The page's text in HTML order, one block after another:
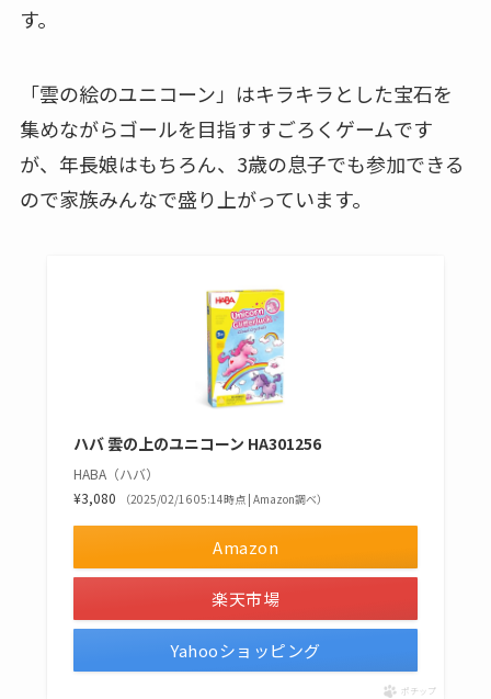
す。
「雲の絵のユニコーン」はキラキラとした宝石を
集めながらゴールを目指すすごろくゲームです
が、年長娘はもちろん、3歳の息子でも参加できる
ので家族みんなで盛り上がっています。
ハバ 雲の上のユニコーン HA301256
HABA（ハバ）
¥3,080
（2025/02/16 05:14時点 | Amazon調べ）
Amazon
楽天市場
Yahooショッピング
ポチップ